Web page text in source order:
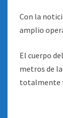
Con la
amplio
El cuerpo
metros de
totalmente